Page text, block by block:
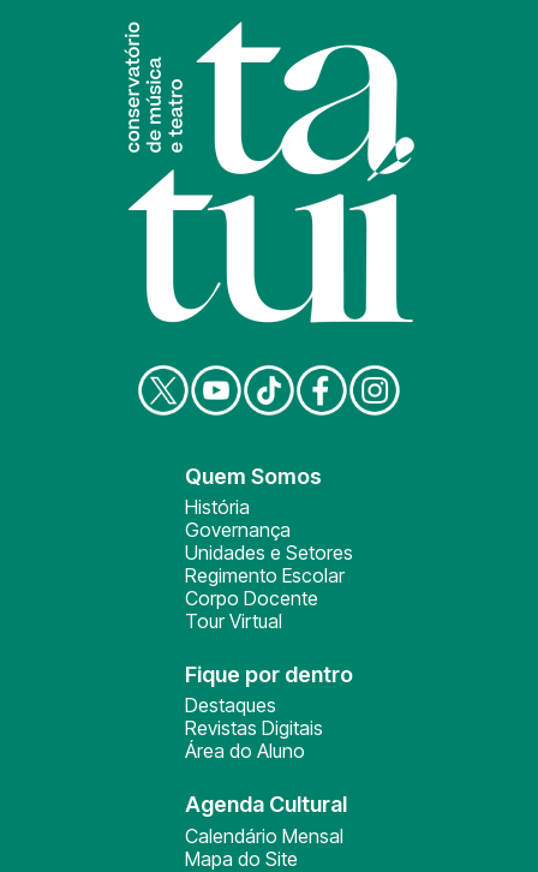
Quem Somos
História
Governança
Unidades e Setores
Regimento Escolar
Corpo Docente
Tour Virtual
Fique por dentro
Destaques
Revistas Digitais
Área do Aluno
Agenda Cultural
Calendário Mensal
Mapa do Site